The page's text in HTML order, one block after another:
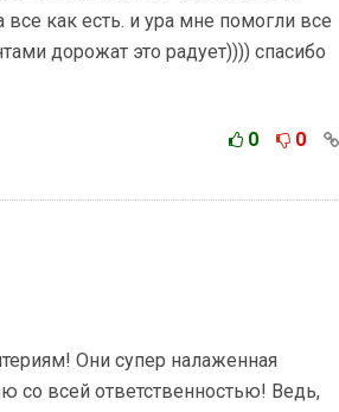
как есть. и ура мне помогли все
дорожат это радует)))) спасибо
0 0
Они супер налаженная
со всей ответственностью! Ведь,